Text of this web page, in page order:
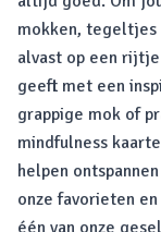
mokken, tegeltjes
alvast op een
geeft met een
grappige mok of
mindfulness
helpen
onze favorieten
één van onze